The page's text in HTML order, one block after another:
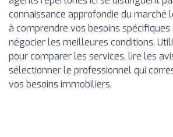
connaissance approfondie du marché
à comprendre vos besoins
négocier les meilleures conditions.
pour comparer les services, lire les
sélectionner le professionnel qui
vos besoins immobiliers.